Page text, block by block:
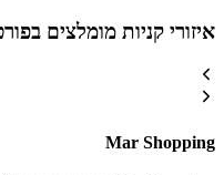
איזורי קניות מומלצים
Mar Shopping